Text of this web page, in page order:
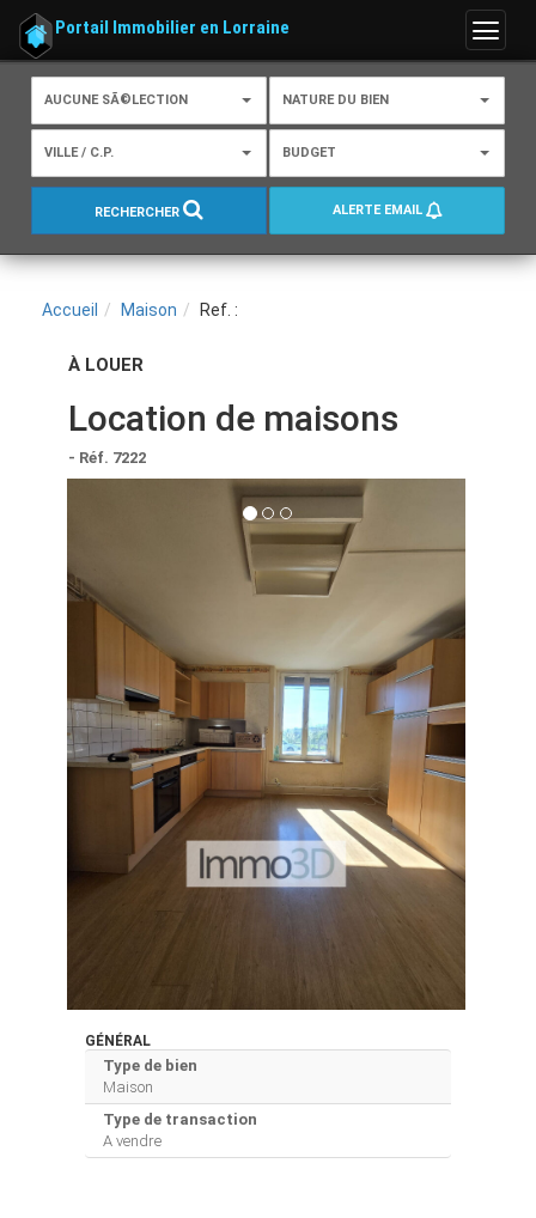
Menu
Portail Immobilier en Lorraine
AUCUNE SÃ©LECTION NATURE DU BIEN
VILLE / C.P. BUDGET
RECHERCHER ALERTE EMAIL
Accueil Maison Ref. :
À LOUER
Location de maisons
- Réf. 7222
GÉNÉRAL
Type de bien
Maison
Type de transaction
A vendre